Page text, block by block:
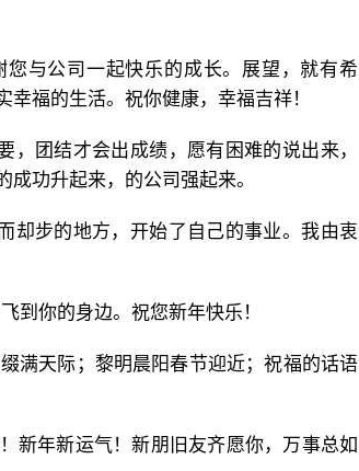
与公司一起快乐的成长。展望，就有希
福的生活。祝你健康，幸福吉祥！
团结才会出成绩，愿有困难的说出来，
功升起来，的公司强起来。
却步的地方，开始了自己的事业。我由衷
到你的身边。祝您新年快乐！
满天际；黎明晨阳春节迎近；祝福的话语
新年新运气！新朋旧友齐愿你，万事总如